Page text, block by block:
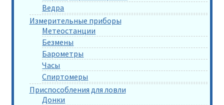
Ведра
Измерительные приборы
Метеостанции
Безмены
Барометры
Часы
Спиртомеры
Приспособления для ловли
Донки